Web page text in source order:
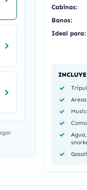
Cabinas:
Banos:
Ideal para:
INCLUYE